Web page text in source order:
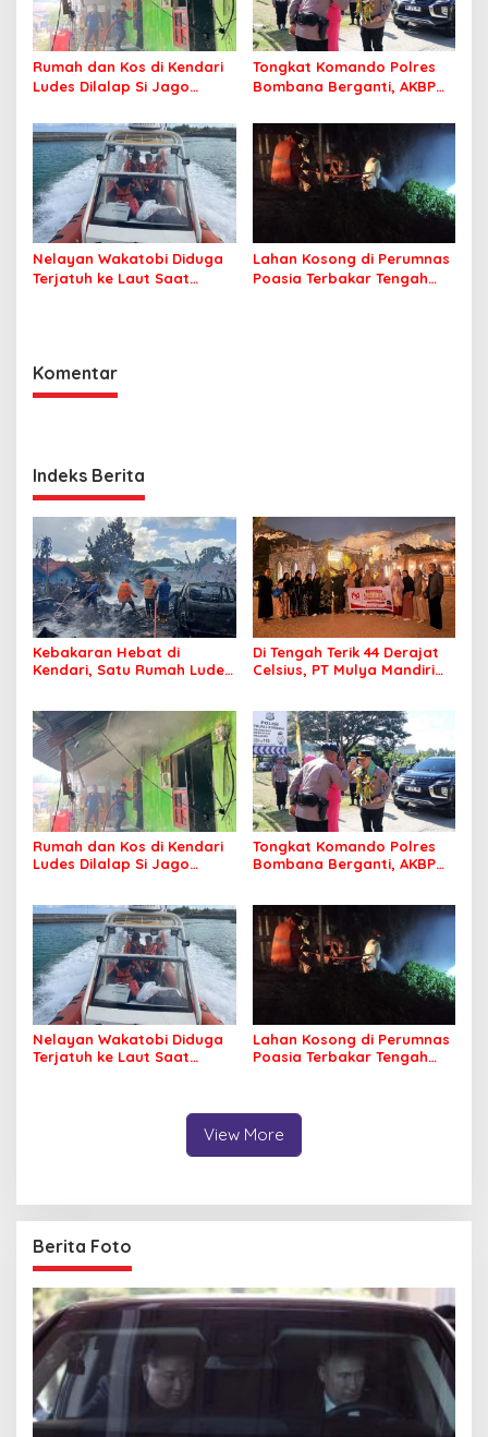
Rumah dan Kos di Kendari
Ludes Dilalap Si Jago
Tongkat Komando Polres
Bombana Berganti, AKBP
Kepolisian Bombana
Nelayan Wakatobi Diduga
Terjatuh ke Laut Saat
Lahan Kosong di Perumnas
Poasia Terbakar Tengah
Komentar
Indeks Berita
Kebakaran Hebat di
Kendari, Satu Rumah Ludes
Di Tengah Terik 44 Derajat
Celsius, PT Mulya Mandiri
Nyaman Beribadah
Rumah dan Kos di Kendari
Ludes Dilalap Si Jago
Tongkat Komando Polres
Bombana Berganti, AKBP
Nelayan Wakatobi Diduga
Terjatuh ke Laut Saat
Lahan Kosong di Perumnas
Poasia Terbakar Tengah
View More
Berita Foto